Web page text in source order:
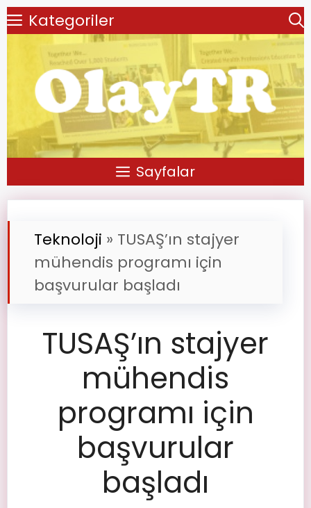
Kategoriler
Sayfalar
Teknoloji » TUSAŞ’ın stajyer
mühendis programı için
başvurular başladı
TUSAŞ’ın stajyer
mühendis
programı için
başvurular
başladı